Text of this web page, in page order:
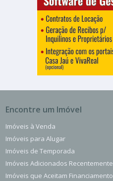
Encontre um Imóvel
Imóveis à Venda
Imóveis para Alugar
Imóveis de Temporada
Imóveis Adicionados Recentemente
Imóveis que Aceitam Financiamento